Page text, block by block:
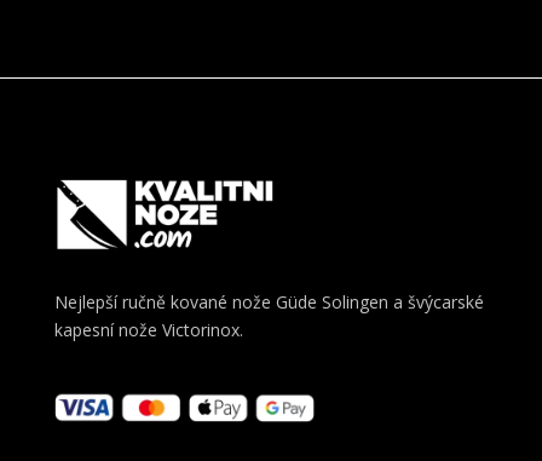
Nejlepší ručně kované nože Güde Solingen a švýcarské
kapesní nože Victorinox.